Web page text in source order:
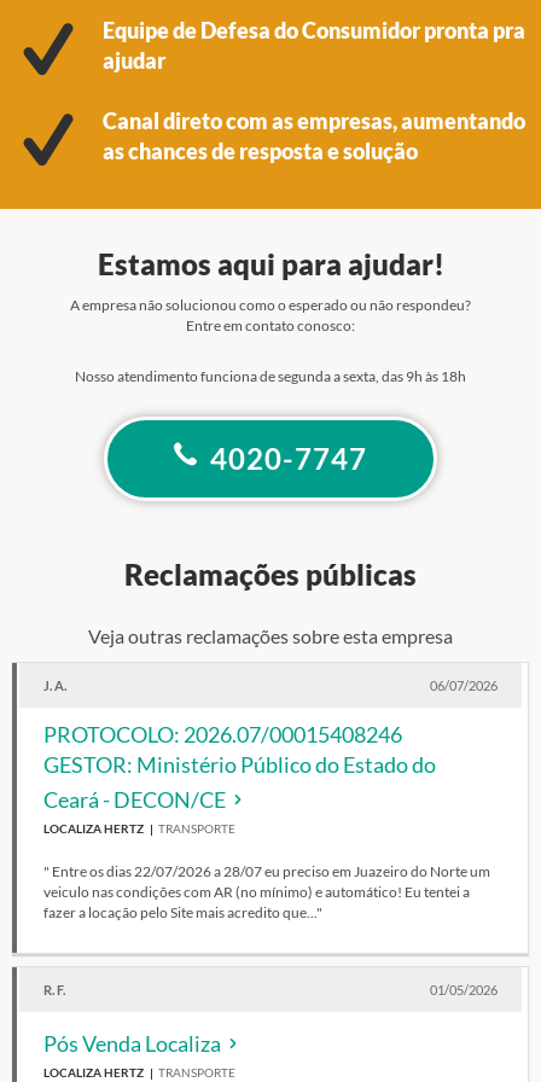
Equipe de Defesa do Consumidor pronta pra
ajudar
Canal direto com as empresas, aumentando
as chances de resposta e solução
Estamos aqui para ajudar!
A empresa não solucionou como o esperado ou não respondeu?
Entre em contato conosco:
Nosso atendimento funciona de segunda a sexta, das 9h às 18h
4020-7747
Reclamações públicas
Veja outras reclamações sobre esta empresa
J. A. 06/07/2026
PROTOCOLO: 2026.07/00015408246
GESTOR: Ministério Público do Estado do
Ceará - DECON/CE
LOCALIZA HERTZ TRANSPORTE
" Entre os dias 22/07/2026 a 28/07 eu preciso em Juazeiro do Norte um
veiculo nas condições com AR (no mínimo) e automático! Eu tentei a
fazer a locação pelo Site mais acredito que..."
R. F. 01/05/2026
Pós Venda Localiza
LOCALIZA HERTZ TRANSPORTE